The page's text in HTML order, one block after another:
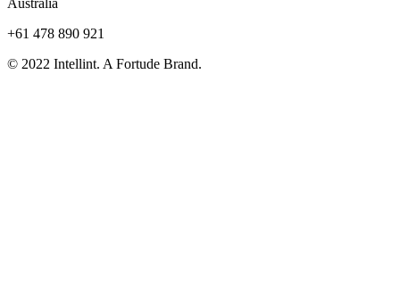
Australia
+61 478 890 921
© 2022 Intellint. A Fortude Brand.